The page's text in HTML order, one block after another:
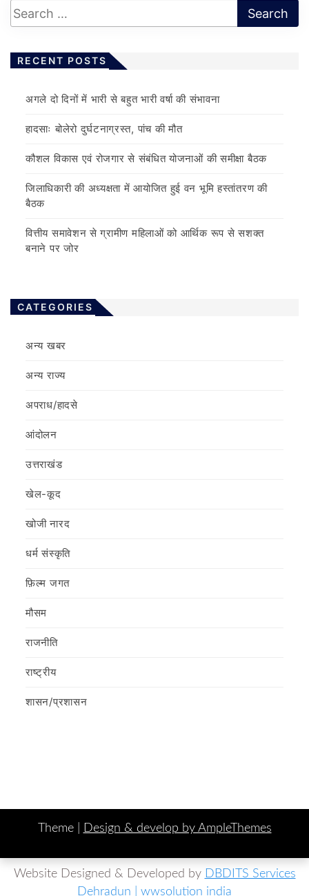
RECENT POSTS
अगले दो दिनों में भारी से बहुत भारी वर्षा की संभावना
हादसाः बोलेरो दुर्घटनाग्रस्त, पांच की मौत
कौशल विकास एवं रोजगार से संबंधित योजनाओं की समीक्षा बैठक
जिलाधिकारी की अध्यक्षता में आयोजित हुई वन भूमि हस्तांतरण की
बैठक
वित्तीय समावेशन से ग्रामीण महिलाओं को आर्थिक रूप से सशक्त
बनाने पर जोर
CATEGORIES
अन्य खबर
अन्य राज्य
अपराध/हादसे
आंदोलन
उत्तराखंड
खेल-कूद
खोजी नारद
धर्म संस्कृति
फ़िल्‍म जगत
मौसम
राजनीति
राष्ट्रीय
शासन/प्रशासन
Theme | Design & develop by AmpleThemes
Website Designed & Developed by DBDITS Services
Dehradun | wwsolution india